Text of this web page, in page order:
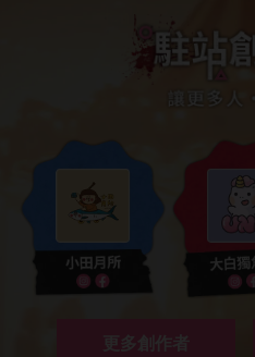
更多創作者